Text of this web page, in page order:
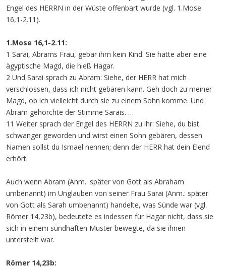
Engel des HERRN in der Wüste offenbart wurde (vgl. 1.Mose
16,1-2.11).
1.Mose 16,1-2.11:
1 Sarai, Abrams Frau, gebar ihm kein Kind. Sie hatte aber eine
ägyptische Magd, die hieß Hagar.
2 Und Sarai sprach zu Abram: Siehe, der HERR hat mich
verschlossen, dass ich nicht gebären kann. Geh doch zu meiner
Magd, ob ich vielleicht durch sie zu einem Sohn komme. Und
Abram gehorchte der Stimme Sarais. …
11 Weiter sprach der Engel des HERRN zu ihr: Siehe, du bist
schwanger geworden und wirst einen Sohn gebären, dessen
Namen sollst du Ismael nennen; denn der HERR hat dein Elend
erhört.
Auch wenn Abram (Anm.: später von Gott als Abraham
umbenannt) im Unglauben von seiner Frau Sarai (Anm.: später
von Gott als Sarah umbenannt) handelte, was Sünde war (vgl.
Römer 14,23b), bedeutete es indessen für Hagar nicht, dass sie
sich in einem sündhaften Muster bewegte, da sie ihnen
unterstellt war.
Römer 14,23b: